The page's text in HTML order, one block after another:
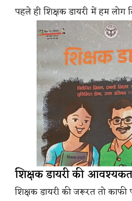
पहले ही शिक्षक डायरी में हम
शिक्षक डायरी की
शिक्षक डायरी की जरूरत तो